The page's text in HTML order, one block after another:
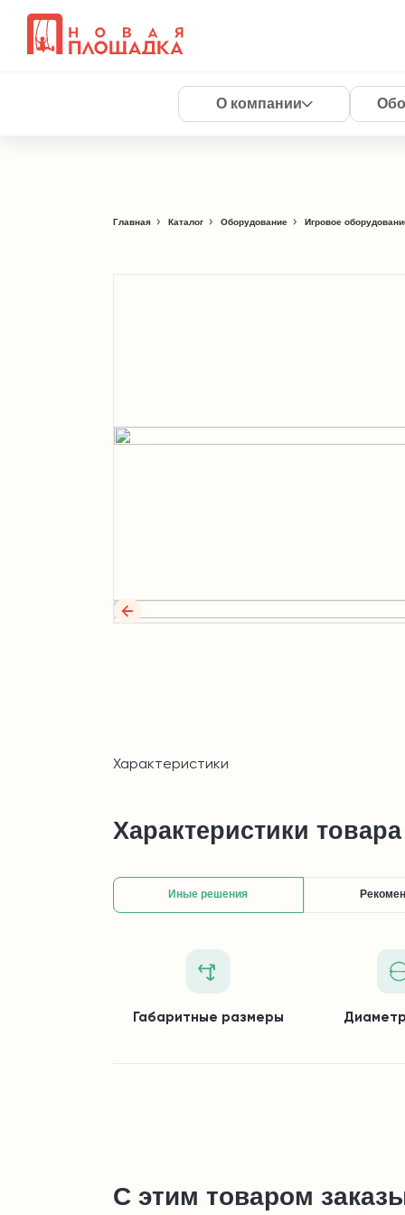
О компании
Главная Каталог Оборудование Игровое
Характеристики
Характеристики товара
Иные решения
Габаритные размеры
С этим товаром